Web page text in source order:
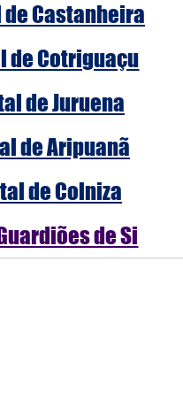
Castanheira
de Cotriguaçu
de Juruena
de Aripuanã
de Colniza
de Si